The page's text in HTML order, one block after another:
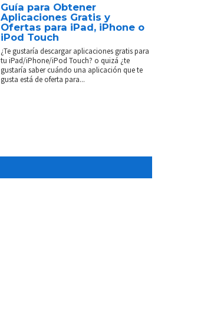
Guía para Obtener
Aplicaciones Gratis y
Ofertas para iPad, iPhone o
iPod Touch
¿Te gustaría descargar aplicaciones gratis para
tu iPad/iPhone/iPod Touch? o quizá ¿te
gustaría saber cuándo una aplicación que te
gusta está de oferta para...